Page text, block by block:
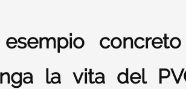
la vita del